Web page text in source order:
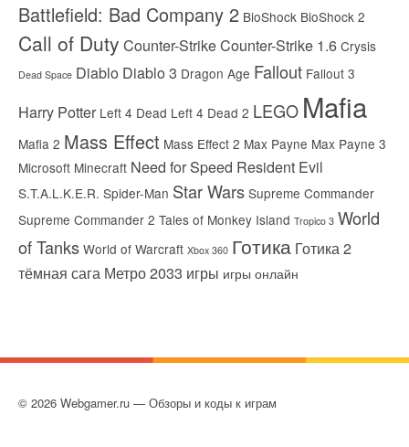
Battlefield: Bad Company 2 BioShock BioShock 2
Call of Duty Counter-StrikeCounter-Strike 1.6 Crysis
Dead Space Diablo Diablo 3 Dragon Age Fallout Fallout 3
Harry Potter Left 4 Dead Left 4 Dead 2 LEGO Mafia
Mafia 2 Mass Effect Mass Effect 2 Max Payne Max Payne 3
Microsoft Minecraft Need for Speed Resident Evil
S.T.A.L.K.E.R. Spider-Man Star Wars Supreme Commander
Supreme Commander 2 Tales of Monkey Island Tropico 3 World
of Tanks World of Warcraft Xbox 360 Готика Готика 2
тёмная сага Метро 2033 игры игры онлайн
© 2026 Webgamer.ru — Обзоры и коды к играм